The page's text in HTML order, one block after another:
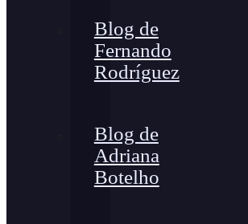
Blog de
Fernando
Rodríguez
Blog de
Adriana
Botelho